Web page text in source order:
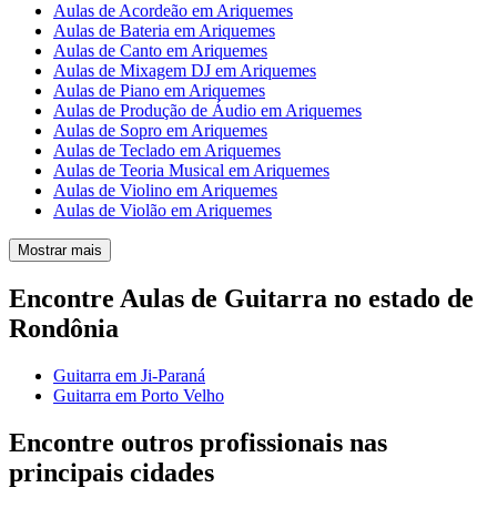
Aulas de Acordeão em Ariquemes
Aulas de Bateria em Ariquemes
Aulas de Canto em Ariquemes
Aulas de Mixagem DJ em Ariquemes
Aulas de Piano em Ariquemes
Aulas de Produção de Áudio em Ariquemes
Aulas de Sopro em Ariquemes
Aulas de Teclado em Ariquemes
Aulas de Teoria Musical em Ariquemes
Aulas de Violino em Ariquemes
Aulas de Violão em Ariquemes
Mostrar mais
Encontre Aulas de Guitarra no estado de
Rondônia
Guitarra em Ji-Paraná
Guitarra em Porto Velho
Encontre outros profissionais nas
principais cidades